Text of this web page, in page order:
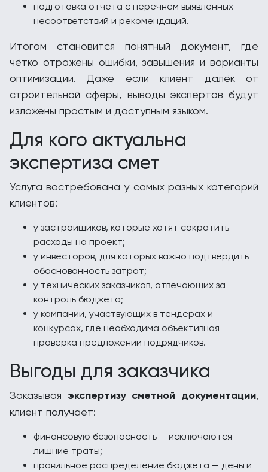
подготовка отчёта с перечнем выявленных
несоответствий и рекомендаций.
Итогом становится понятный документ, где
чётко отражены ошибки, завышения и варианты
оптимизации. Даже если клиент далёк от
строительной сферы, выводы экспертов будут
изложены простым и доступным языком.
Для кого актуальна
экспертиза смет
Услуга востребована у самых разных категорий
клиентов:
у застройщиков, которые хотят сократить
расходы на проект;
у инвесторов, для которых важно подтвердить
обоснованность затрат;
у технических заказчиков, отвечающих за
контроль бюджета;
у компаний, участвующих в тендерах и
конкурсах, где необходима объективная
проверка предложений подрядчиков.
Выгоды для заказчика
Заказывая экспертизу сметной документации,
клиент получает:
финансовую безопасность — исключаются
лишние траты;
правильное распределение бюджета — деньги